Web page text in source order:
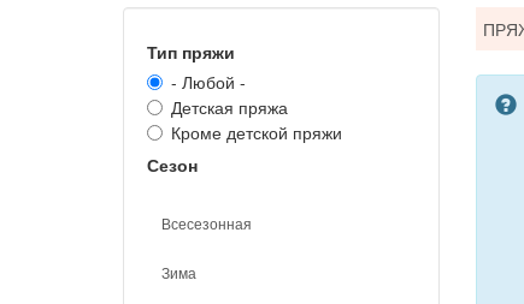
Тип пряжи
- Любой -
Детская пряжа
Кроме детской пряжи
Сезон
Всесезонная
Зима